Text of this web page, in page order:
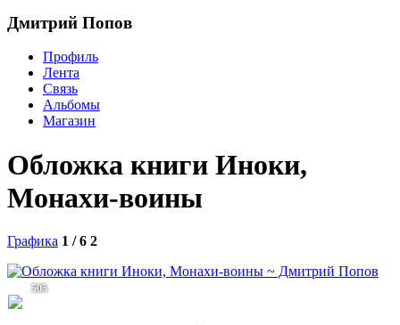
Дмитрий Попов
Профиль
Лента
Связь
Альбомы
Магазин
Обложка книги Иноки,
Монахи-воины
Графика 1 / 6 2
505